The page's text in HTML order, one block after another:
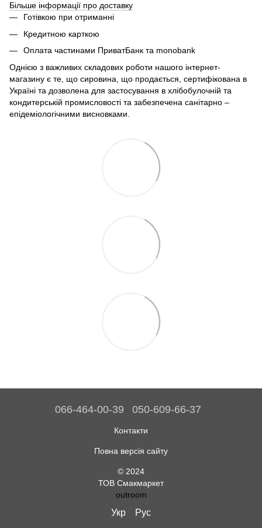
Більше інформації про доставку
Готівкою при отриманні
Кредитною карткою
Оплата частинами ПриватБанк та monobank
Однією з важливих складових роботи нашого інтернет-
магазину є те, що сировина, що продається, сертифікована в
Україні та дозволена для застосування в хлібобулочній та
кондитерській промисловості та забезпечена санітарно –
епідеміологічними висновками.
066-464-00-39 050-609-66-37
Контакти
Повна версія сайту
© 2024
ТОВ Смакмаркет
outroom
Укр Рус